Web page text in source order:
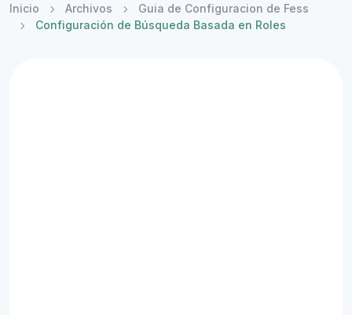
Inicio Archivos
Guia de Configuracion de Fess
Configuración de Búsqueda Basada en Roles